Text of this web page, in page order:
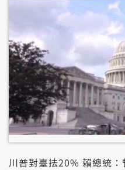
川普對臺抾20% 賴總統